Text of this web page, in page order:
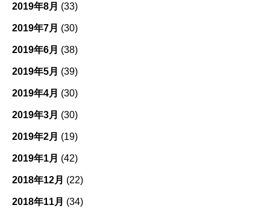
2019年8月 (33)
2019年7月 (30)
2019年6月 (38)
2019年5月 (39)
2019年4月 (30)
2019年3月 (30)
2019年2月 (19)
2019年1月 (42)
2018年12月 (22)
2018年11月 (34)